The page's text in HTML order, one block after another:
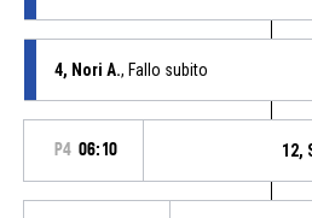
4, Nori A., Fallo subito
P4 06:10 12,